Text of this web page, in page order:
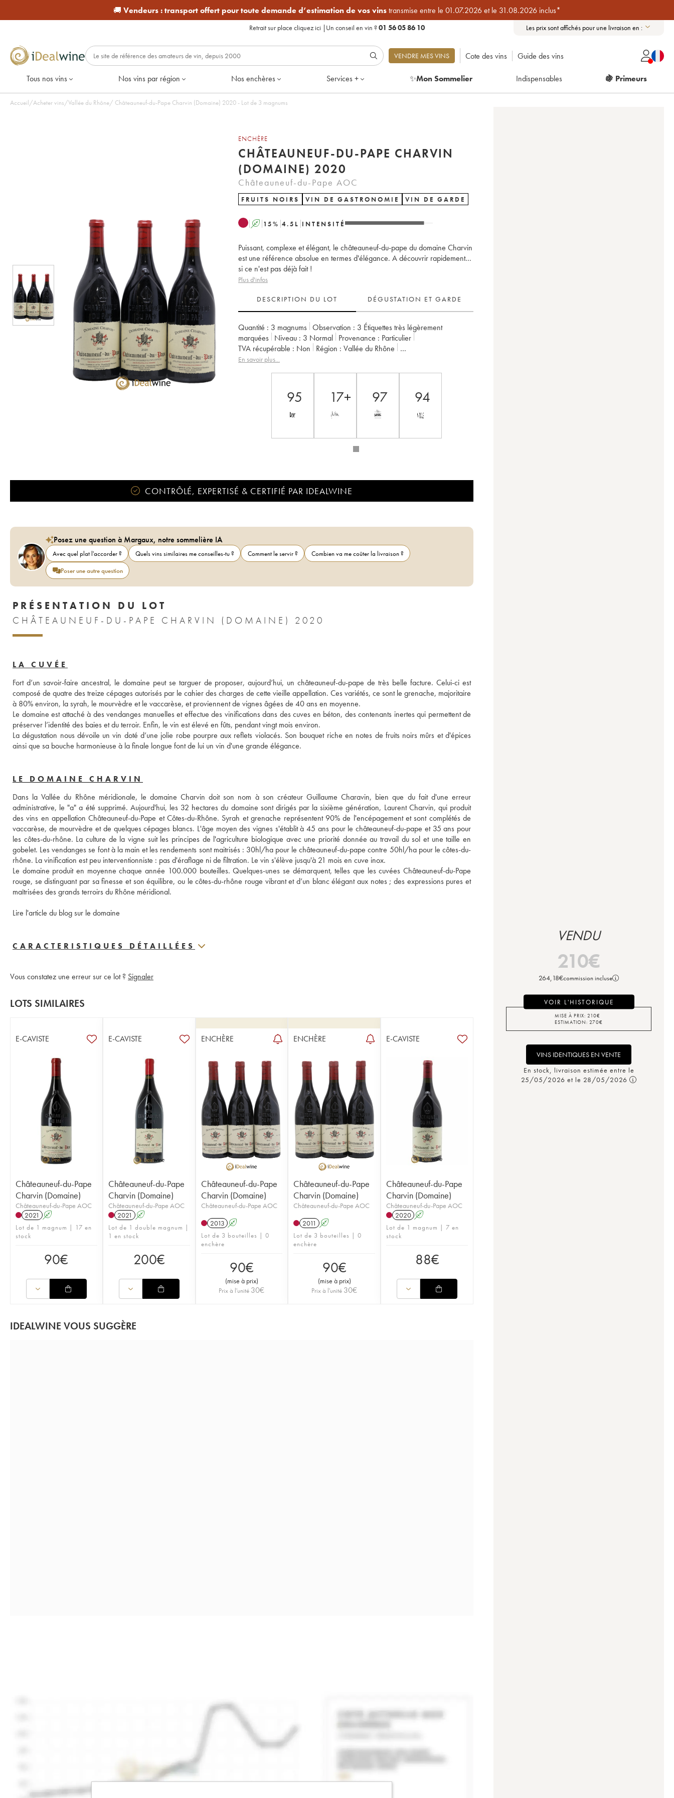
🚚 Vendeurs :transport offert pour toute demande d’estimation de vos vinstransmise entre le 01.07.2026 et le 31.08.2026 inclus*
Retrait sur place cliquez ici | Un conseil en vin ?01 56 05 86 10 Les prix sont affichés pour une livraison en :
VENDRE MES VINS Cote des vins Guide des vins
Tous nos vins Nos vins par région Nos enchères Services + ✨Mon Sommelier Indispensables 🍇 Primeurs
Accueil/Acheter vins/Vallée du Rhône/ Châteauneuf-du-Pape Charvin (Domaine) 2020 - Lot de 3 magnums
ENCHÈRE
CHÂTEAUNEUF-DU-PAPE CHARVIN
(DOMAINE) 2020
Châteauneuf-du-Pape AOC
FRUITS NOIRS VIN DE GASTRONOMIE VIN DE GARDE
A 15% 4.5 L INTENSITÉ
Puissant, complexe et élégant, le châteauneuf-du-pape du domaine Charvin
est une référence absolue en termes d'élégance. A découvrir rapidement...
si ce n'est pas déjà fait !
Plus d'infos
DESCRIPTION DU LOT DÉGUSTATION ET GARDE
Quantité : 3 magnums Observation : 3 Étiquettes très légèrement
marquées
Niveau : 3 Normal Provenance : particulier
TVA récupérable :
non Région :
Vallée du Rhône
Appellation :
En savoir plus...
95 17+ 97 94
CONTRÔLÉ, EXPERTISÉ & CERTIFIÉ PAR IDEALWINE
Posez une question à Margaux, notre sommelière IA
Avec quel plat l'accorder ? Quels vins similaires me conseilles-tu ? Comment le servir ?
Combien va me coûter la livraison ?
Poser une autre question
PRÉSENTATION DU LOT
CHÂTEAUNEUF-DU-PAPE CHARVIN (DOMAINE) 2020
LA CUVÉE
Fort d’un savoir-faire ancestral, le domaine peut se targuer de proposer, aujourd’hui, un châteauneuf-du-pape de très belle facture. Celui-ci est
composé de quatre des treize cépages autorisés par le cahier des charges de cette vieille appellation. Ces variétés, ce sont le grenache, majoritaire
à 80% environ, la syrah, le mourvèdre et le vaccarèse, et proviennent de vignes âgées de 40 ans en moyenne.
Le domaine est attaché à des vendanges manuelles et effectue des vinifications dans des cuves en béton, des contenants inertes qui permettent de
préserver l’identité des baies et du terroir. Enfin, le vin est élevé en fûts, pendant vingt mois environ.
La dégustation nous dévoile un vin doté d’une jolie robe pourpre aux reflets violacés. Son bouquet riche en notes de fruits noirs mûrs et d'épices
ainsi que sa bouche harmonieuse à la finale longue font de lui un vin d'une grande élégance.
LE DOMAINE CHARVIN
Dans la Vallée du Rhône méridionale, le domaine Charvin doit son nom à son créateur Guillaume Charavin, bien que du fait d'une erreur
administrative, le "a" a été supprimé. Aujourd'hui, les 32 hectares du domaine sont dirigés par la sixième génération, Laurent Charvin, qui produit
des vins en appellation Châteauneuf-du-Pape et Côtes-du-Rhône. Syrah et grenache représentent 90% de l'encépagement et sont complétés de
vaccarèse, de mourvèdre et de quelques cépages blancs. L'âge moyen des vignes s'établit à 45 ans pour le châteauneuf-du-pape et 35 ans pour
les côtes-du-rhône. La culture de la vigne suit les principes de l'agriculture biologique avec une priorité donnée au travail du sol et une taille en
gobelet. Les vendanges se font à la main et les rendements sont maitrisés : 30hl/ha pour le châteauneuf-du-pape contre 50hl/ha pour le côtes-du-
rhône. La vinification est peu interventionniste : pas d'éraflage ni de filtration. Le vin s'élève jusqu'à 21 mois en cuve inox.
Le domaine produit en moyenne chaque année 100.000 bouteilles. Quelques-unes se démarquent, telles que les cuvées Châteauneuf-du-Pape
rouge, se distinguant par sa finesse et son équilibre, ou le côtes-du-rhône rouge vibrant et d’un blanc élégant aux notes ; des expressions pures et
maîtrisées des grands terroirs du Rhône méridional.
Lire l'article du blog sur le domaine
CARACTERISTIQUES DÉTAILLÉES
Vous constatez une erreur sur ce lot ? Signaler
LOTS SIMILAIRES
E-CAVISTE
Châteauneuf-du-Pape
Charvin (Domaine)
Châteauneuf-du-Pape AOC
2021
A
Lot de 1 magnum | 17 en
stock
90€
E-CAVISTE
Châteauneuf-du-Pape
Charvin (Domaine)
Châteauneuf-du-Pape AOC
2021 A
Lot de 1 double magnum |
1 en stock
200€
ENCHÈRE
Châteauneuf-du-Pape
Charvin (Domaine)
Châteauneuf-du-Pape AOC
2013 A
Lot de 3 bouteilles | 0
enchère
90€
(mise à prix)
Prix à l'unité 30€
ENCHÈRE
Châteauneuf-du-Pape
Charvin (Domaine)
Châteauneuf-du-Pape AOC
2011
A
Lot de 3 bouteilles | 0
enchère
90€
(mise à prix)
Prix à l'unité 30€
E-CAVISTE
Châteauneuf-du-Pape
Charvin (Domaine)
Châteauneuf-du-Pape AOC
2020 A
Lot de 1 magnum | 7 en
stock
88€
IDEALWINE VOUS SUGGÈRE
VENDU
210€
264,18€commission incluse
VOIR L'HISTORIQUE
MISE À PRIX: 210€
ESTIMATION: 270€
VINS IDENTIQUES EN VENTE
En stock, livraison estimée entre le
25/05/2026 et le 28/05/2026